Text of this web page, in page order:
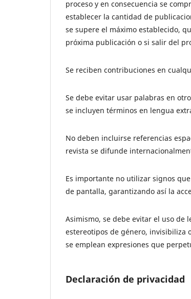
proceso y en consecuencia se
establecer la cantidad de
se supere el máximo establecido,
próxima publicación o si salir del
Se reciben contribuciones en
Se debe evitar usar palabras en
se incluyen términos en lengua
No deben incluirse referencias
revista se difunde
Es importante no utilizar signos
de pantalla, garantizando así la
Asimismo, se debe evitar el uso de
estereotipos de género, invisibiliza
se emplean expresiones que
Declaración de privacidad